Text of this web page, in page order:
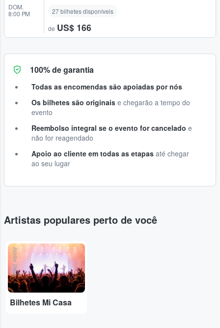
DOM.
8:00 PM
27 bilhetes disponíveis
de US$ 166
100% de garantia
Todas as encomendas são apoiadas por nós
Os bilhetes são originais e chegarão a tempo do
evento
Reembolso integral se o evento for cancelado e
não for reagendado
Apoio ao cliente em todas as etapas até chegar
ao seu lugar
Artistas populares perto de você
Adobe Stock
Bilhetes Mi Casa